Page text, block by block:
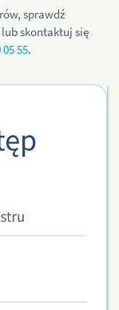
sprawdź
lub skontaktuj się
05 55.